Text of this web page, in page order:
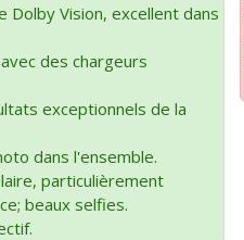
Dolby Vision, excellent dans
des chargeurs
exceptionnels de la
dans l'ensemble.
particulièrement
beaux selfies.